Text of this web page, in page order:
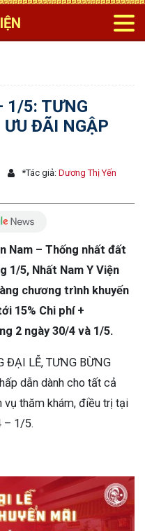
1/5: TƯNG
ĐÃI NGẬP
*Tác giả: Dương Thị Yến
Nam – Thống nhất đất
1/5, Nhất Nam Y Viện
chương trình khuyến
15% Chi phí +
2 ngày 30/4 và 1/5.
ĐẠI LỄ, TƯNG BỪNG
dẫn dành cho tất cả
vụ thăm khám, điều trị tại
– 1/5.